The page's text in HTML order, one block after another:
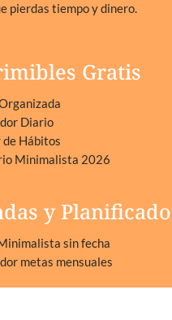
pierdas tiempo y dinero.
Gratis
Diario
de Hábitos
Minimalista 2026
y
sin fecha
metas mensuales